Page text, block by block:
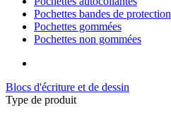
Pochettes bandes de protection
Pochettes gommées
Pochettes non gommées
Blocs d'écriture et de dessin
Type de produit